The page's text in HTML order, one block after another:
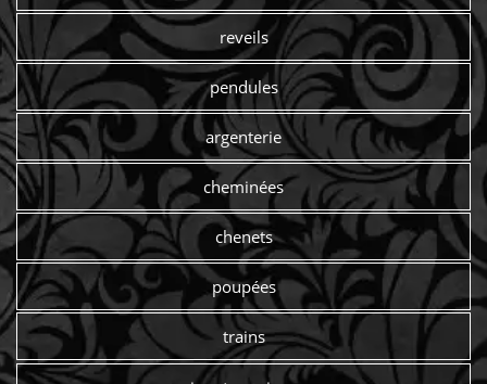
reveils
pendules
argenterie
cheminées
chenets
poupées
trains